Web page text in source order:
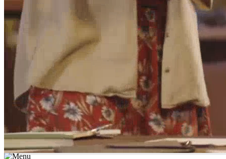
המורים הטובים
מצאו מורה עכשיו *יש לבחור נושא לימוד / עיר מהרשימה שבשדה החיפוש
הצטרפות מורים פרטיים התחברות מצא מורה
הצטרפות מורים פרטיים התחברות מצא מורה